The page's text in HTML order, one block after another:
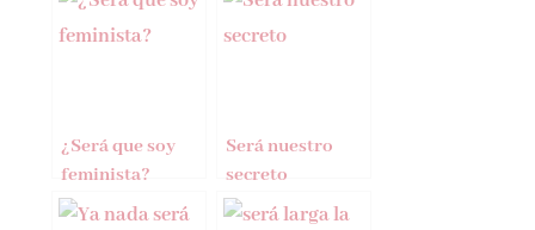
¿Será que soy
feminista?
Será nuestro
secreto